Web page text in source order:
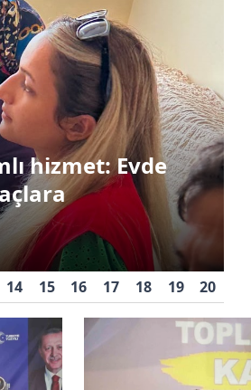
Bilgin güven
14 15 16 17 18 19 20
2 kilo külçe altın
geçirildi